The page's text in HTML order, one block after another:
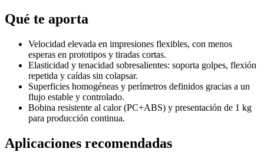
Qué te aporta
Velocidad elevada en impresiones flexibles, con menos
esperas en prototipos y tiradas cortas.
Elasticidad y tenacidad sobresalientes: soporta golpes, flexión
repetida y caídas sin colapsar.
Superficies homogéneas y perímetros definidos gracias a un
flujo estable y controlado.
Bobina resistente al calor (PC+ABS) y presentación de 1 kg
para producción continua.
Aplicaciones recomendadas